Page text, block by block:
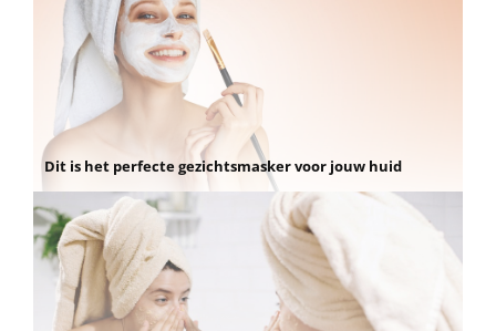
Dit is het perfecte gezichtsmasker voor jouw huid